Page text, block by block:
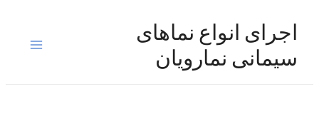
اجرای انواع نماهای
سیمانی نمارویان
Main